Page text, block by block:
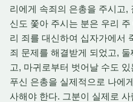
리에게 속죄의 은총을 주시고,
신도 쫓아 주시는 분은 우리
리 죄를 대신하여 십자가에서
죄 문제를 해결받게 되었고,
고, 마귀로부터 벗어날 수도
푸신 은총을 실제적으로 나에
사해야 한다. 그분이 실제로